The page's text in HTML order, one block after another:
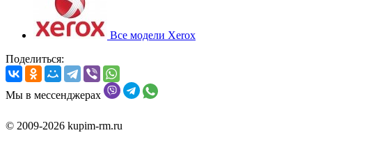
Все модели Xerox
Поделиться:
Мы в мессенджерах
© 2009-2026 kupim-rm.ru